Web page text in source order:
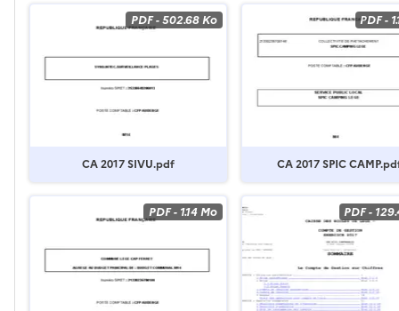
PDF-502.68 Ko
CA 2017 SIVU.pdf
PDF-
CA 2017 SPIC
PDF- 1.14 Mo PDF-